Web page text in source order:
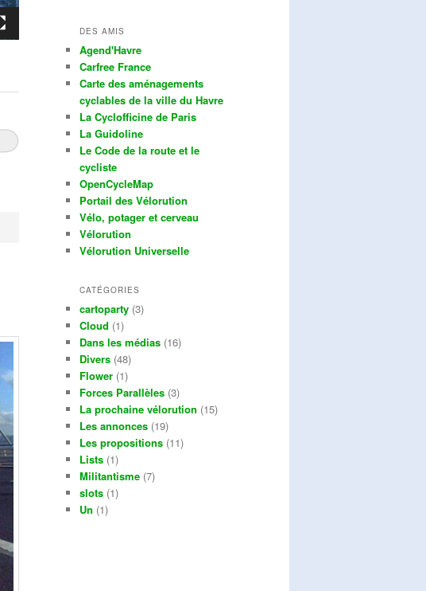
DES AMIS
Agend'Havre
Carfree France
Carte des aménagements
cyclables de la ville du Havre
La Cyclofficine de Paris
La Guidoline
Le Code de la route et le
cycliste
OpenCycleMap
Portail des Vélorution
Vélo, potager et cerveau
Vélorution
Vélorution Universelle
CATÉGORIES
cartoparty (3)
Cloud (1)
Dans les médias (16)
Divers (48)
Flower (1)
Forces Parallèles (3)
La prochaine vélorution (15)
Les annonces (19)
Les propositions (11)
Lists (1)
Militantisme (7)
slots (1)
Un (1)